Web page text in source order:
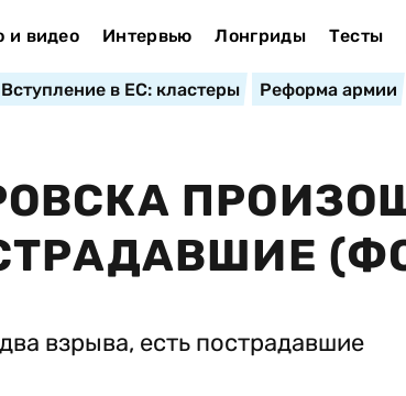
и видео Интервью Лонгриды Тесты
Вступление в ЕС: кластеры Реформа армии